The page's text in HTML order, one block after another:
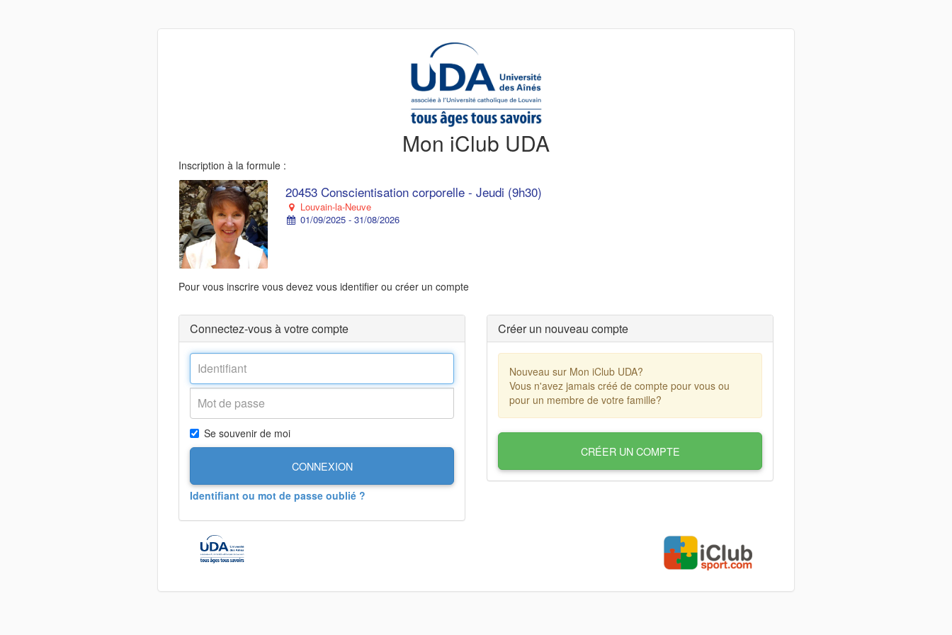
Mon iClub UDA
Inscription à la formule :
20453 Conscientisation corporelle - Jeudi (9h30)
Louvain-la-Neuve
01/09/2025 - 31/08/2026
Pour vous inscrire vous devez vous identifier ou créer un compte
Connectez-vous à votre compte
Se souvenir de moi
CONNEXION
Identifiant ou mot de passe oublié ?
Créer un nouveau compte
Nouveau sur Mon iClub UDA?
Vous n'avez jamais créé de compte pour vous ou
pour un membre de votre famille?
CRÉER UN COMPTE